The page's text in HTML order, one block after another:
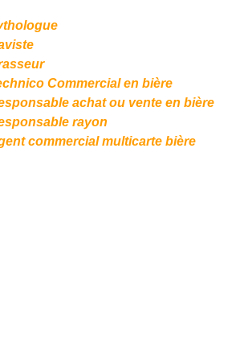
Commercial en bière
achat ou vente en bière
rayon
commercial multicarte bière